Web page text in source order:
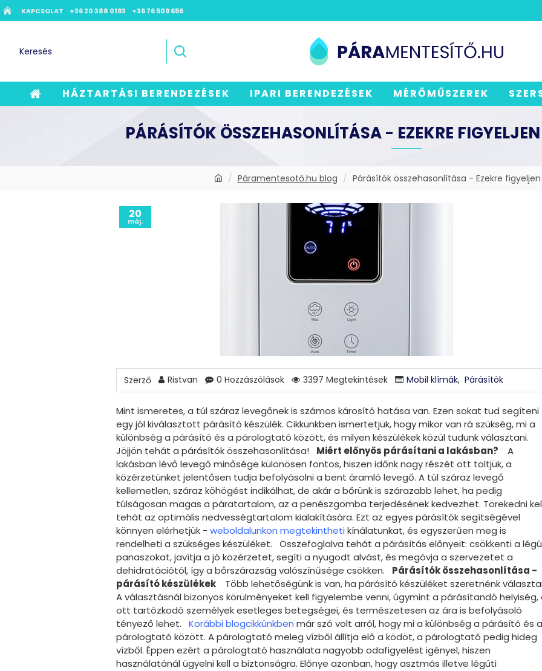
KAPCSOLAT +36 20 388 0193 +36 76 509 656
HÁZTARTÁSI BERENDEZÉSEK IPARI BERENDEZÉSEK MÉRŐMŰSZEREK
Páramentesotő.hu blog Párásítók összehasonlítása - Ezekre
PÁRÁSÍTÓK ÖSSZEHASONLÍTÁSA - EZEKRE
20
máj.
Szerző Ristvan 0 Hozzászólások 3397 Megtekintések Mobil klímák, Párásítók
Mint ismeretes, a túl száraz levegőnek is számos károsító hatása van. Ezen sokat tud segíteni
egy jól kiválasztott párásító készülék. Cikkünkben ismertetjük, hogy mikor van rá szükség, mi a
különbség a párásító és a párologtató között, és milyen készülékek közül tudunk választani.
Jöjjön tehát a párásítók összehasonlítása! Miért előnyös párásítani a lakásban?
A
lakásban lévő levegő minősége különösen fontos, hiszen időnk nagy részét ott töltjük, a
közérzetünket jelentősen tudja befolyásolni a bent áramló levegő. A túl száraz levegő
kellemetlen, száraz köhögést indikálhat, de akár a bőrünk is szárazabb lehet, ha pedig
túlságosan magas a páratartalom, az a penészgomba terjedésének kedvezhet. Törekedni
tehát az optimális nedvességtartalom kialakítására. Ezt az egyes párásítók segítségével
könnyen elérhetjük - weboldalunkon megtekintheti kínálatunkat, és egyszerűen meg is
rendelheti a szükséges készüléket. Összefoglalva tehát a párásítás előnyeit: csökkenti a
panaszokat, javítja a jó közérzetet, segíti a nyugodt alvást, és megóvja a szervezetet a
dehidratációtól, így a bőrszárazság valószínűsége csökken. Párásítók összehasonlítása -
párásító készülékek
Több lehetőségünk is van, ha párásító készüléket szeretnénk
A választásnál bizonyos körülményeket kell figyelembe venni, úgymint a párásítandó helyiség,
ott tartózkodó személyek esetleges betegségei, és természetesen az ára is befolyásoló
tényező lehet. Korábbi blogcikkünkben már szó volt arról, hogy mi a különbség a párásító és a
párologtató között. A párologtató meleg vízből állítja elő a ködöt, a párologtató pedig hideg
vízből. Éppen ezért a párologtató használata nagyobb odafigyelést igényel, hiszen
használatánál ügyelni kell a biztonságra. Előnye azonban, hogy asztmás illetve légúti